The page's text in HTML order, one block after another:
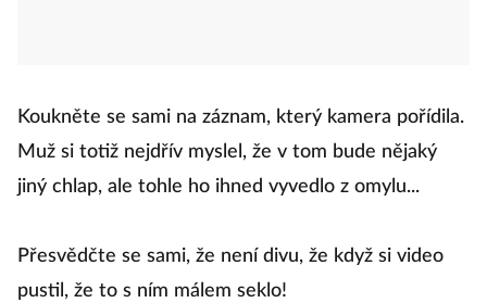
Koukněte se sami na záznam, který kamera pořídila.
Muž si totiž nejdřív myslel, že v tom bude nějaký
jiný chlap, ale tohle ho ihned vyvedlo z omylu...
Přesvědčte se sami, že není divu, že když si video
pustil, že to s ním málem seklo!